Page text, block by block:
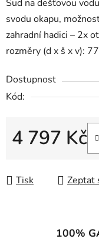
Sud na dešťovou
svodu okapu,
zahradní hadici – 2x
rozměry (d x š x v):
Dostupnost
Kód:
4 797 Kč
Tisk Zeptat
100%